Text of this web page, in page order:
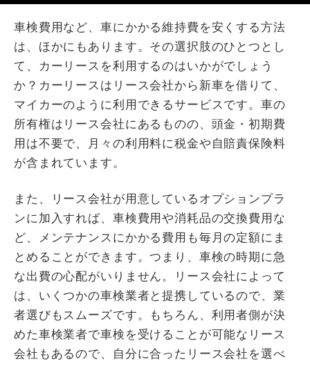
車検費用など、車にかかる維持費を安くする方法
は、ほかにもあります。その選択肢のひとつとし
て、カーリースを利用するのはいかがでしょう
か？カーリースはリース会社から新車を借りて、
マイカーのように利用できるサービスです。車の
所有権はリース会社にあるものの、頭金・初期費
用は不要で、月々の利用料に税金や自賠責保険料
が含まれています。
また、リース会社が用意しているオプションプラ
ンに加入すれば、車検費用や消耗品の交換費用な
ど、メンテナンスにかかる費用も毎月の定額にま
とめることができます。つまり、車検の時期に急
な出費の心配がいりません。リース会社によって
は、いくつかの車検業者と提携しているので、業
者選びもスムーズです。もちろん、利用者側が決
めた車検業者で車検を受けることが可能なリース
会社もあるので、自分に合ったリース会社を選べ